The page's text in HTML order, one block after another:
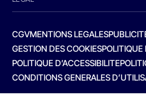
CGVMENTIONS LEGALES
GESTION DES COOKIES
POLITIQUE D’ACCESSIBILITE
CONDITIONS GENERALES